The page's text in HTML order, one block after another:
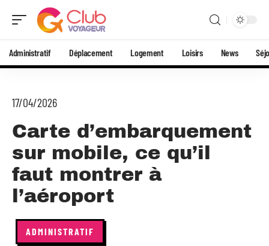
Administratif Déplacement Logement Loisirs News
17/04/2026
Carte d’embarquement
sur mobile, ce qu’il
faut montrer à
l’aéroport
ADMINISTRATIF